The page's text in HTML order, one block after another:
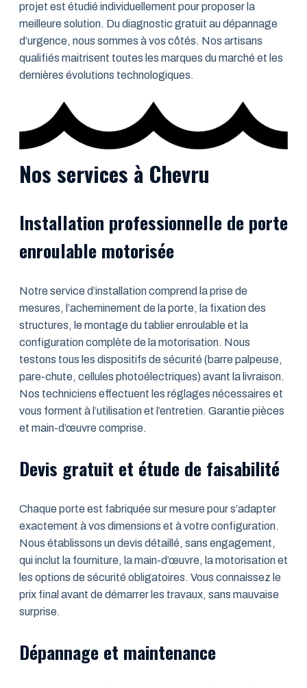
projet est étudié individuellement pour proposer la
meilleure solution. Du diagnostic gratuit au dépannage
d’urgence, nous sommes à vos côtés. Nos artisans
qualifiés maitrisent toutes les marques du marché et les
dernières évolutions technologiques.
Nos services à Chevru
Installation professionnelle de porte
enroulable motorisée
Notre service d’installation comprend la prise de
mesures, l’acheminement de la porte, la fixation des
structures, le montage du tablier enroulable et la
configuration complète de la motorisation. Nous
testons tous les dispositifs de sécurité (barre palpeuse,
pare-chute, cellules photoélectriques) avant la livraison.
Nos techniciens effectuent les réglages nécessaires et
vous forment à l’utilisation et l’entretien. Garantie pièces
et main-d’œuvre comprise.
Devis gratuit et étude de faisabilité
Chaque porte est fabriquée sur mesure pour s’adapter
exactement à vos dimensions et à votre configuration.
Nous établissons un devis détaillé, sans engagement,
qui inclut la fourniture, la main-d’œuvre, la motorisation et
les options de sécurité obligatoires. Vous connaissez le
prix final avant de démarrer les travaux, sans mauvaise
surprise.
Dépannage et maintenance